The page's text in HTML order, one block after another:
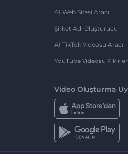
AI Web Sitesi Aracı
Şirket Adı Oluşturucu
AI TikTok Videosu Aracı
YouTube Videosu Fikirleri
Video Oluşturma